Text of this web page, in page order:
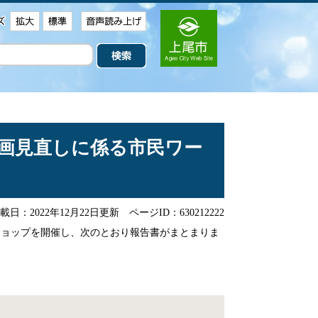
見直しに係る市民ワー
日：2022年12月22日更新 ページID：630212222
ップを開催し、次のとおり報告書がまとまりま